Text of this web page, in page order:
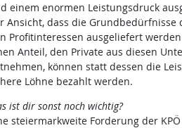
einem enormen Leistungsdruck
Ansicht, dass die Grundbedürfnisse
Profitinteressen ausgeliefert
Anteil, den Private aus diesen
können statt dessen die
Löhne bezahlt werden.
ist dir sonst noch wichtig?
steiermarkweite Forderung der